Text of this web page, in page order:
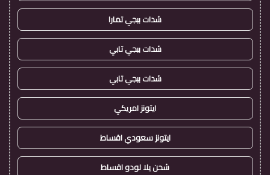
شدات ببجي تمارا
شدات ببجي تابي
شدات ببجي تابي
ايتونز امريكي
ايتونز سعودي اقساط
شحن يلا لودو اقساط